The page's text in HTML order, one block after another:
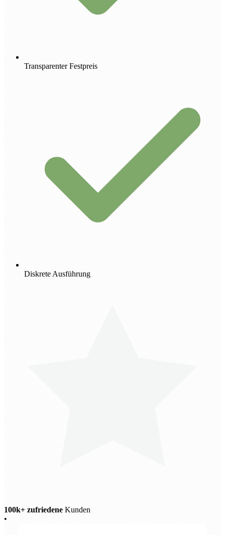
Transparenter Festpreis
Diskrete Ausführung
100k+ zufriedene Kunden
•